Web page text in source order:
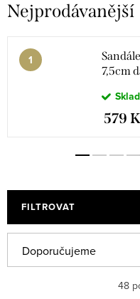
Pantofle
Botasky sportovní obuv
Polobotky
Lodičky - střevíce
Nejprodávanější
7,5cm
579
FILTROVAT
ý
a
Doporučujeme
48